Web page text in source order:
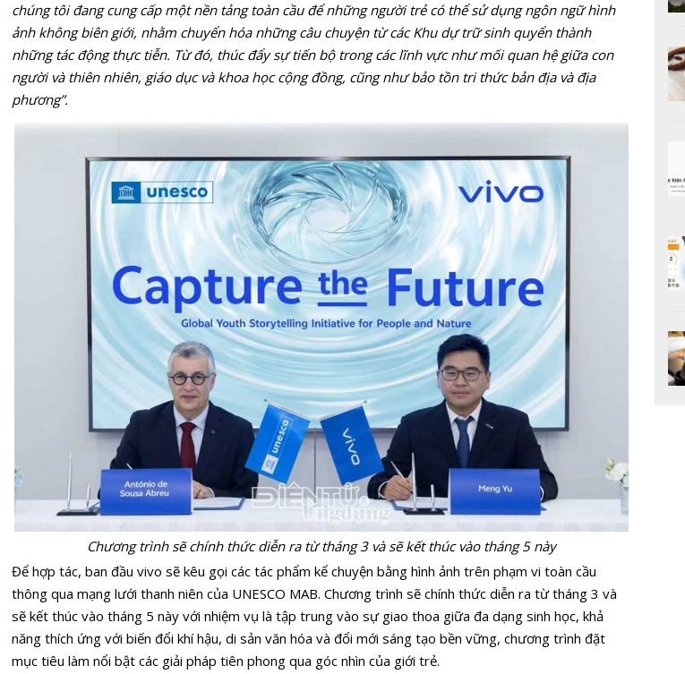
chúng tôi đang cung cấp một nền tảng toàn cầu để những người trẻ có thể sử dụng ngôn ngữ hình
ảnh không biên giới, nhằm chuyển hóa những câu chuyện từ các Khu dự trữ sinh quyển thành
những tác động thực tiễn. Từ đó, thúc đẩy sự tiến bộ trong các lĩnh vực như mối quan hệ giữa con
người và thiên nhiên, giáo dục và khoa học cộng đồng, cũng như bảo tồn tri thức bản địa và địa
phương”.
Chương trình sẽ chính thức diễn ra từ tháng 3 và sẽ kết thúc vào tháng 5 này
Để hợp tác, ban đầu vivo sẽ kêu gọi các tác phẩm kể chuyện bằng hình ảnh trên phạm vi toàn cầu
thông qua mạng lưới thanh niên của UNESCO MAB. Chương trình sẽ chính thức diễn ra từ tháng 3 và
sẽ kết thúc vào tháng 5 này với nhiệm vụ là tập trung vào sự giao thoa giữa đa dạng sinh học, khả
năng thích ứng với biến đổi khí hậu, di sản văn hóa và đổi mới sáng tạo bền vững, chương trình đặt
mục tiêu làm nổi bật các giải pháp tiên phong qua góc nhìn của giới trẻ.